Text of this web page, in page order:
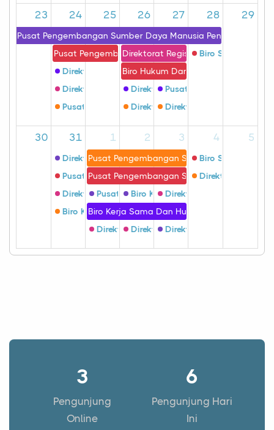
23
Pusat Pengembangan Sumber Daya Manusia Pengawasan
24
Pusat Pengembangan Sumber Daya Manusia
Direktorat Pengawasan Produksi Obat, Narkotika,
Direktorat Pengawasan Obat Tradisional Dan
Pusat Analisis Dan Kajian Obat Dan Makanan
25 26
Direktorat Registrasi Obat
Biro Hukum Dan Organisasi
Direktorat Pengawasan Produksi
Direktorat Standardisasi Obat
27
Pusat Pengembangan
Direktorat Pengawasan
28
Biro Sumber
29
30 31
Direktorat Standardisasi Pangan Olahan
Pusat Pengembangan Sumber Daya Manusia
Direktorat Standardisasi Obat, Narkotika,
Biro Kerja Sama Dan Hubungan Masyarakat
1
Pusat Pengembangan Sumber Daya
Pusat Pengembangan Sumber Daya
Pusat Pengembangan Sumber Daya
Biro Kerja Sama Dan Hubungan Masyarakat
Direktorat Standardisasi Obat Tradisional,
2
Biro Kerja Sama Dan Hubungan
Direktorat Standardisasi Obat
3
Direktorat Standardisasi
Direktorat Pengawasan
4
Biro Sumber
Direktorat
5
3
Pengunjung
Online
6
Pengunjung Hari
Ini